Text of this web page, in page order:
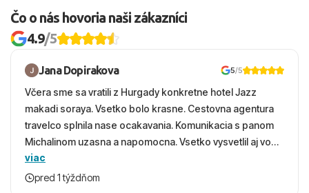
Čo o nás hovoria naši zákazníci
4.9/5
Jana Dopirakova 5/5
Včera sme sa vratili z Hurgady konkretne hotel Jazz
makadi soraya. Vsetko bolo krasne. Cestovna agentura
travelco splnila nase ocakavania. Komunikacia s panom
Michalinom uzasna a napomocna. Vsetko vysvetlil aj vo
vecernych hodinach zaco sa ospravedlnujem. Hotel
krasny, cisty. Sluzby top. Strava, prostredie, more,
viac
pred 1 týždňom